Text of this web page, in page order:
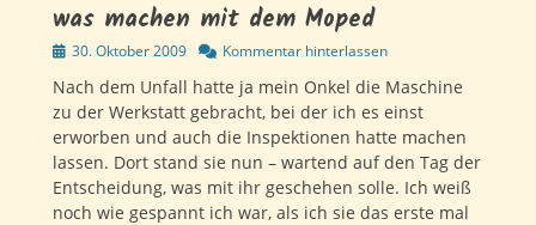
was machen mit dem Moped
Veröffentlicht
30. Oktober 2009 Kommentar hinterlassen
Nach dem Unfall hatte ja mein Onkel die Maschine
zu der Werkstatt gebracht, bei der ich es einst
erworben und auch die Inspektionen hatte machen
lassen. Dort stand sie nun – wartend auf den Tag der
Entscheidung, was mit ihr geschehen solle. Ich weiß
noch wie gespannt ich war, als ich sie das erste mal